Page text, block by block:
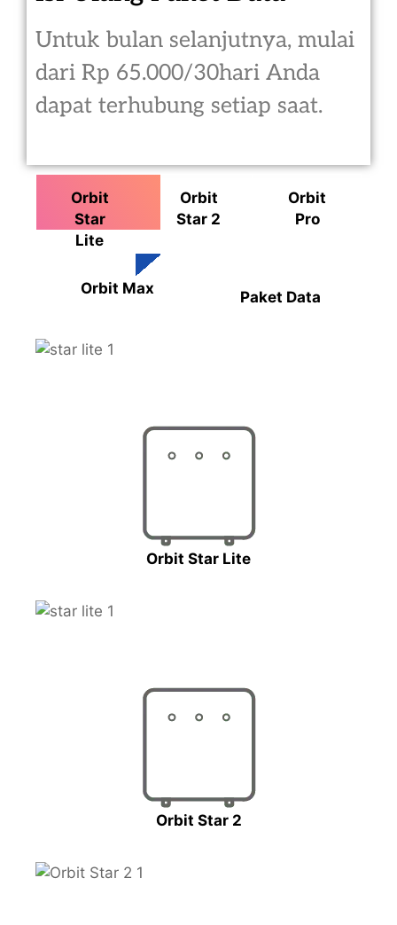
Untuk bulan selanjutnya, mulai
dari Rp 65.000/30hari Anda
dapat terhubung setiap saat.
Orbit
Star
Lite
Orbit
Star 2
Orbit
Pro
Orbit Max Paket Data
Orbit Star Lite
Orbit Star 2